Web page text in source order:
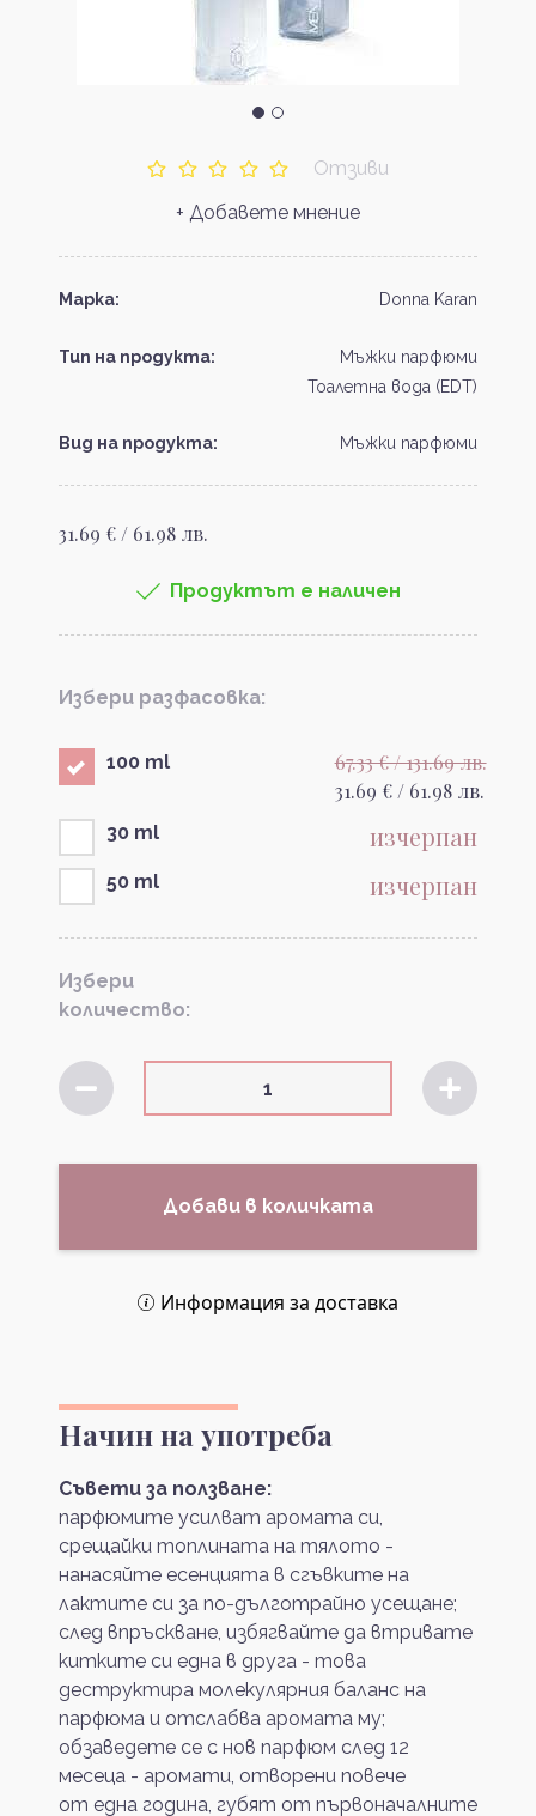
Отзиви
+ Добавете мнение
Марка: Donna Karan
Тип на продукта:
Мъжки парфюми
Тоалетна вода (EDT)
Вид на продукта: Мъжки парфюми
31.69 € / 61.98 лв.
Продуктът е наличен
Избери разфасовка:
100 ml
67.33 € / 131.69 лв.
31.69 € / 61.98 лв.
30 ml изчерпан
50 ml изчерпан
Избери
количество:
Добави в количката
Информация за доставка
Начин на употреба
Съвети за ползване:
парфюмите усилват аромата си,
срещайки топлината на тялото -
нанасяйте есенцията в сгъвките на
лактите си за по-дълготрайно усещане;
след впръскване, избягвайте да втривате
китките си една в друга - това
деструктира молекулярния баланс на
парфюма и отслабва аромата му;
обзаведете се с нов парфюм след 12
месеца - аромати, отворени повече
от една година, губят от първоначалните